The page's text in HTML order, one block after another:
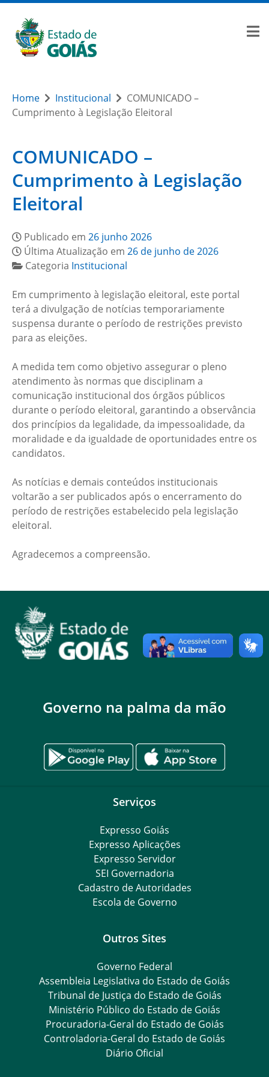
Home Institucional
COMUNICADO –
Cumprimento à Legislação Eleitoral
COMUNICADO –
Cumprimento à Legislação
Eleitoral
Publicado em 26 junho 2026
Última Atualização em 26 de junho de 2026
Categoria Institucional
Em cumprimento à legislação eleitoral, este portal
terá a divulgação de notícias temporariamente
suspensa durante o período de restrições previsto
para as eleições.
A medida tem como objetivo assegurar o pleno
atendimento às normas que disciplinam a
comunicação institucional dos órgãos públicos
durante o período eleitoral, garantindo a observância
dos princípios da legalidade, da impessoalidade, da
moralidade e da igualdade de oportunidades entre os
candidatos.
As notícias e demais conteúdos institucionais
voltarão a ser publicados após o encerramento do
período de restrições estabelecido pela legislação
eleitoral.
Agradecemos a compreensão.
Governo na palma da mão
Serviços
Expresso Goiás
Expresso Aplicações
Expresso Servidor
SEI Governadoria
Cadastro de Autoridades
Escola de Governo
Outros Sites
Governo Federal
Assembleia Legislativa do Estado de Goiás
Tribunal de Justiça do Estado de Goiás
Ministério Público do Estado de Goiás
Procuradoria-Geral do Estado de Goiás
Controladoria-Geral do Estado de Goiás
Diário Oficial